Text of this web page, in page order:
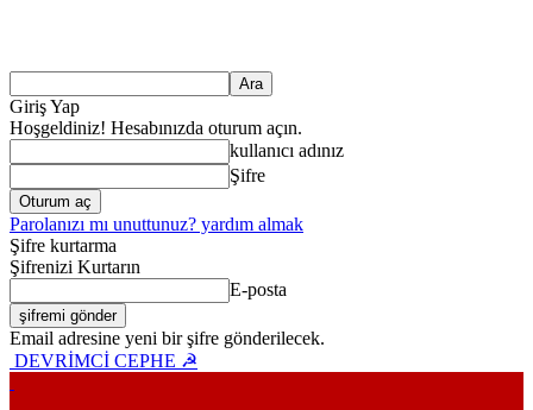
Giriş Yap
Hoşgeldiniz! Hesabınızda oturum açın.
kullanıcı adınız
Şifre
Parolanızı mı unuttunuz? yardım almak
Şifre kurtarma
Şifrenizi Kurtarın
E-posta
Email adresine yeni bir şifre gönderilecek.
DEVRİMCİ CEPHE ☭